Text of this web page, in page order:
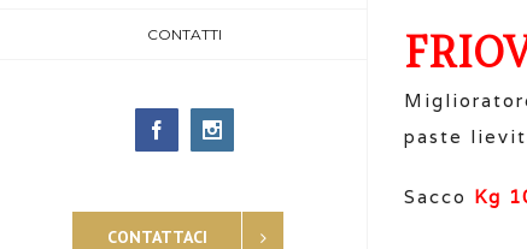
CONTATTI
FacebookInstagram
CONTATTACI
paste
Sacco Kg